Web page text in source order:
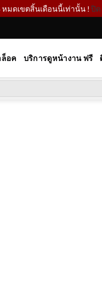
หมดเขตสิ้นเดือนนี้เท่านั้น !ปิด
อค บริการดูหน้างาน ฟรี